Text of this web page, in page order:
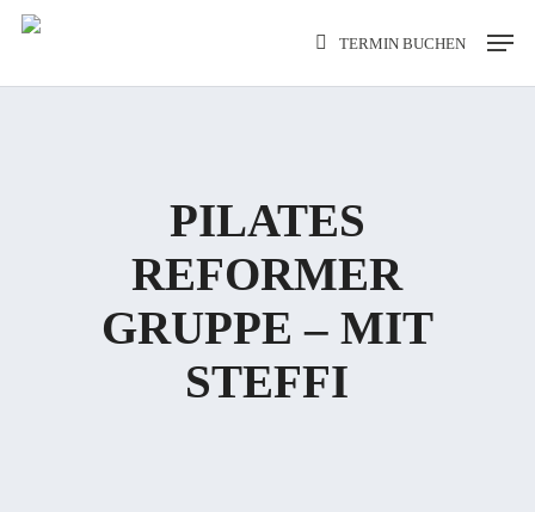
Skip
TERMIN BUCHEN
Menu
PILATES
REFORMER
GRUPPE – MIT
STEFFI